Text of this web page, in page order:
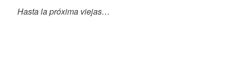
Hasta la próxima viejas…